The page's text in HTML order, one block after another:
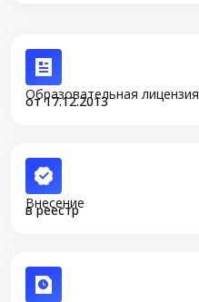
Образовательная лицензия
от 17.12.2013
Внесение
в реестр